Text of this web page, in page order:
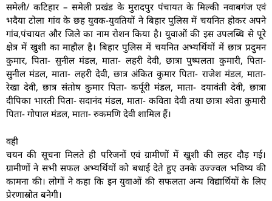
समेली/ कटिहार – समेली प्रखंड के मुरादपुर पंचायत के मिल्की नवाबगंज एवं
भदैया टोला गांव के छह युवक-युवतियों ने बिहार पुलिस में चयनित होकर अपने
गांव,पंचायत और जिले का नाम रोशन किया है। युवाओं की इस उपलब्धि से पूरे
क्षेत्र में खुशी का माहौल है। बिहार पुलिस में चयनित अभ्यर्थियों में छात्र प्रदुमन
कुमार, पिता- सुनील मंडल, माता- लहरी देवी, छात्रा पुष्पलता कुमारी, पिता-
सुनील मंडल, माता- लहरी देवी, छात्र अंकित कुमार पिता- राजेश मंडल, माता-
रेखा देवी, छात्र संतोष कुमार पिता- कर्पूरी मंडल, माता- दयावंती देवी, छात्रा
दीपिका भारती पिता- सदानंद मंडल, माता- कविता देवी तथा छात्रा श्वेता कुमारी
पिता- गोपाल मंडल, माता- रुकमणि देवी शामिल हैं।
वही
चयन की सूचना मिलते ही परिजनों एवं ग्रामीणों में खुशी की लहर दौड़ गई।
ग्रामीणों ने सभी सफल अभ्यर्थियों को बधाई देते हुए उनके उज्ज्वल भविष्य की
कामना की। लोगों ने कहा कि इन युवाओं की सफलता अन्य विद्यार्थियों के लिए
प्रेरणास्रोत बनेगी।